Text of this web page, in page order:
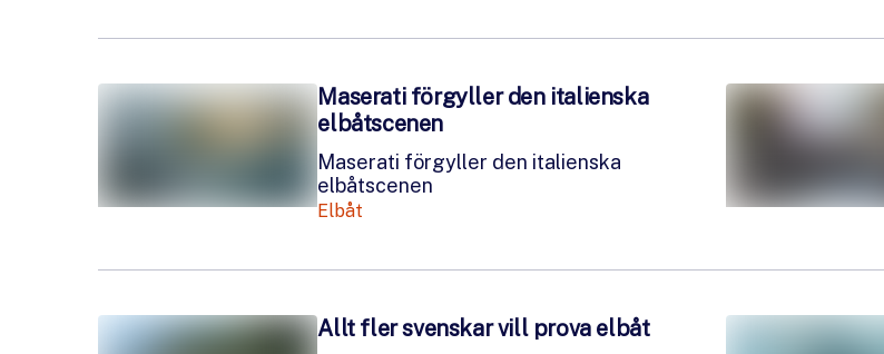
Maserati förgyller den italienska
elbåtscenen
Maserati förgyller den italienska
elbåtscenen
Elbåt
Allt fler svenskar vill prova elbåt